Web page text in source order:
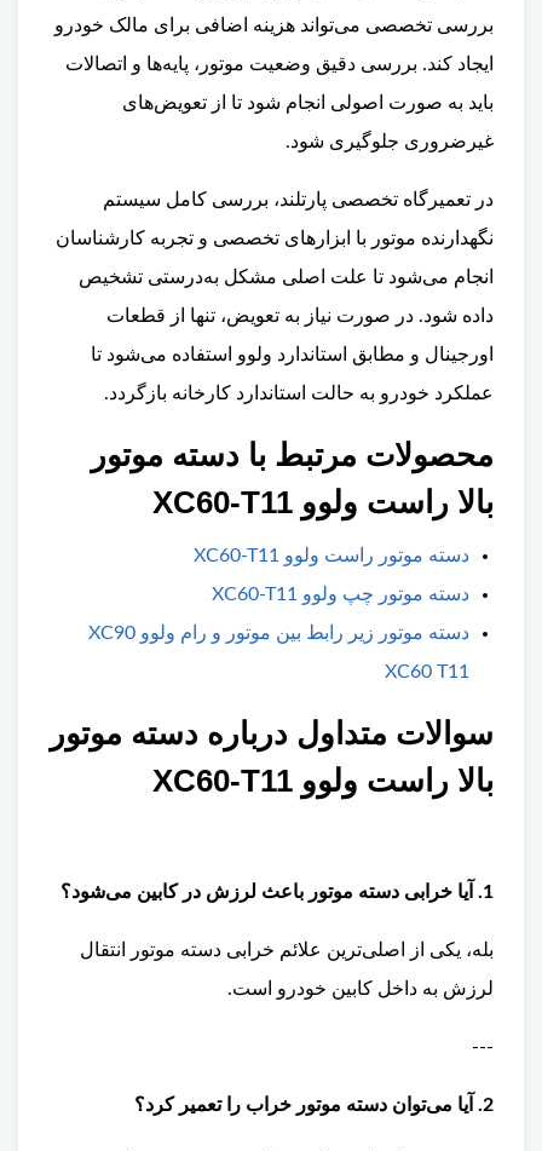
بررسی تخصصی می‌تواند هزینه اضافی برای مالک خودرو
ایجاد کند. بررسی دقیق وضعیت موتور، پایه‌ها و اتصالات
باید به صورت اصولی انجام شود تا از تعویض‌های
غیرضروری جلوگیری شود.
در تعمیرگاه تخصصی پارتلند، بررسی کامل سیستم
نگهدارنده موتور با ابزارهای تخصصی و تجربه کارشناسان
انجام می‌شود تا علت اصلی مشکل به‌درستی تشخیص
داده شود. در صورت نیاز به تعویض، تنها از قطعات
اورجینال و مطابق استاندارد ولوو استفاده می‌شود تا
عملکرد خودرو به حالت استاندارد کارخانه بازگردد.
محصولات مرتبط با دسته موتور
بالا راست ولوو XC60-T11
دسته موتور راست ولوو XC60-T11
دسته موتور چپ ولوو XC60-T11
دسته موتور زیر رابط بین موتور و رام ولوو XC90
XC60 T11
سوالات متداول درباره دسته موتور
بالا راست ولوو XC60-T11
1. آیا خرابی دسته موتور باعث لرزش در کابین می‌شود؟
بله، یکی از اصلی‌ترین علائم خرابی دسته موتور انتقال
لرزش به داخل کابین خودرو است.
---
2. آیا می‌توان دسته موتور خراب را تعمیر کرد؟